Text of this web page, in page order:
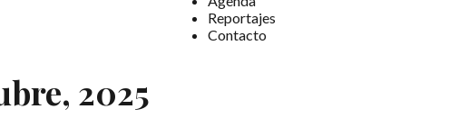
Reportajes
Contacto
2025